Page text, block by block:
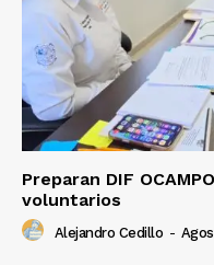
Preparan DIF
voluntarios
Alejandro Cedillo -